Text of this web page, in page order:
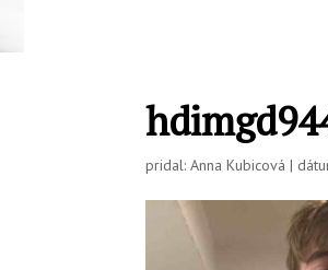
pridal: Anna Kubicová |